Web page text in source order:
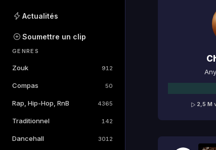
Actualités
Soumettre un clip
GENRES
Zouk 912
Compas 50
Rap, Hip-Hop, RnB 4365
Traditionnel 142
Dancehall 3012
2,5 M